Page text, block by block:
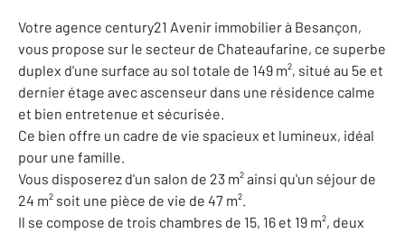
Votre agence century21 Avenir immobilier à Besançon,
vous propose sur le secteur de Chateaufarine, ce superbe
duplex d'une surface au sol totale de 149 m², situé au 5e et
dernier étage avec ascenseur dans une résidence calme
et bien entretenue et sécurisée.
Ce bien offre un cadre de vie spacieux et lumineux, idéal
pour une famille.
Vous disposerez d'un salon de 23 m² ainsi qu'un séjour de
24 m² soit une pièce de vie de 47 m².
Il se compose de trois chambres de 15, 16 et 19 m², deux